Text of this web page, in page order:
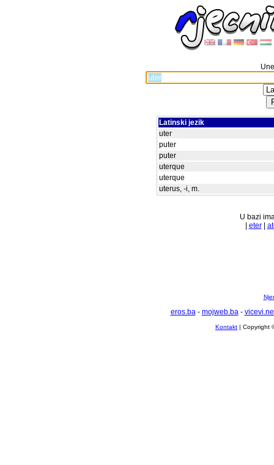
Latinski jezik
uter
puter
puter
uterque
uterque
uterus, -i, m.
U bazi
eter|
eros.ba- mojweb.ba-
Kontakt | Copyright